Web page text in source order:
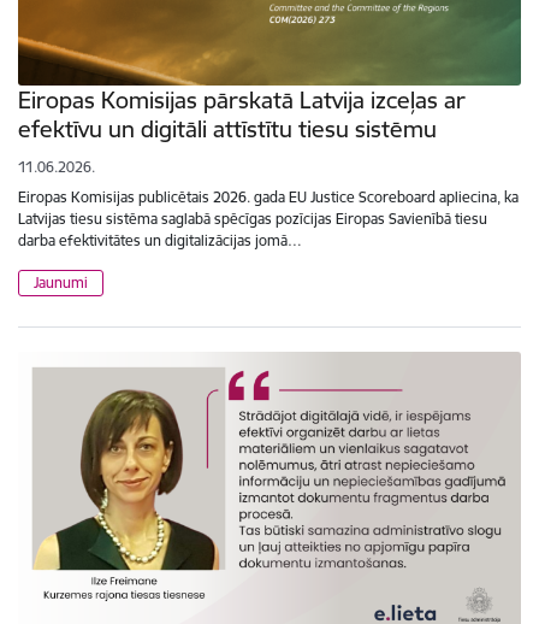
Eiropas Komisijas pārskatā Latvija izceļas ar
efektīvu un digitāli attīstītu tiesu sistēmu
11.06.2026.
Eiropas Komisijas publicētais 2026. gada EU Justice Scoreboard apliecina, ka
Latvijas tiesu sistēma saglabā spēcīgas pozīcijas Eiropas Savienībā tiesu
darba efektivitātes un digitalizācijas jomā…
Jaunumi